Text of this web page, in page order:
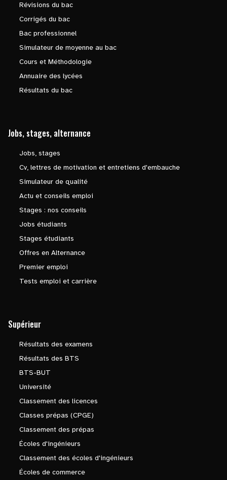
Révisions du bac
Corrigés du bac
Bac professionnel
Simulateur de moyenne au bac
Cours et Méthodologie
Annuaire des lycées
Résultats du bac
Jobs, stages, alternance
Jobs, stages
Cv, lettres de motivation et entretiens d'embauche
Simulateur de qualité
Actu et conseils emploi
Stages : nos conseils
Jobs étudiants
Stages étudiants
Offres en Alternance
Premier emploi
Tests emploi et carrière
Supérieur
Résultats des examens
Résultats des BTS
BTS-BUT
Université
Classement des licences
Classes prépas (CPGE)
Classement des prépas
Écoles d'ingénieurs
Classement des écoles d'ingénieurs
Écoles de commerce